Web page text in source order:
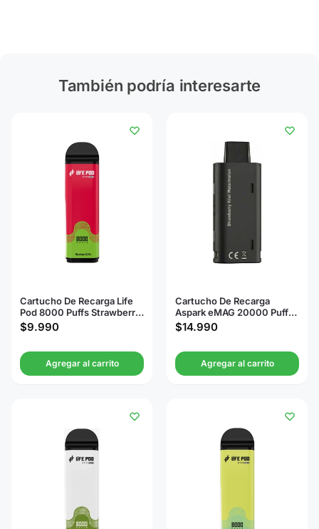
También podría interesarte
Cartucho De Recarga Life
Pod 8000 Puffs Strawberry
Kiwi
$9.990
Agregar al carrito
Cartucho De Recarga
Aspark eMAG 20000 Puffs
Strawberry Kiwi
Watermelon
$14.990
Agregar al carrito